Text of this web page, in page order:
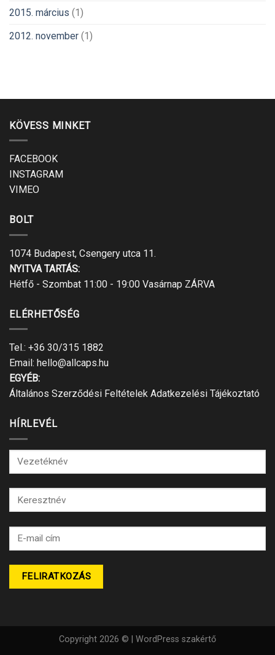
2015. március (1)
2012. november (1)
KÖVESS MINKET
FACEBOOK
INSTAGRAM
VIMEO
BOLT
1074 Budapest, Csengery utca 11.
NYITVA TARTÁS:
Hétfő - Szombat 11:00 - 19:00 Vasárnap ZÁRVA
ELÉRHETŐSÉG
Tel.: +36 30/315 1882
Email: hello@allcaps.hu
EGYÉB:
Általános Szerződési Feltételek Adatkezelési Tájékoztató
HÍRLEVÉL
Copyright 2026 © | WordPress szakértő